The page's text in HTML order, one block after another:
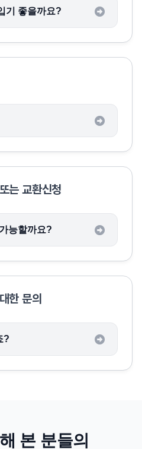
기 좋을까요?
는 교환신청
능할까요?
한 문의
?
본 분들의